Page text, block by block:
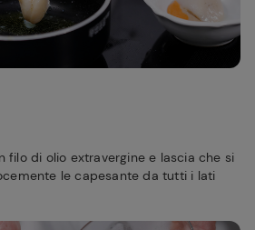
filo di olio extravergine e lascia che si
le capesante da tutti i lati